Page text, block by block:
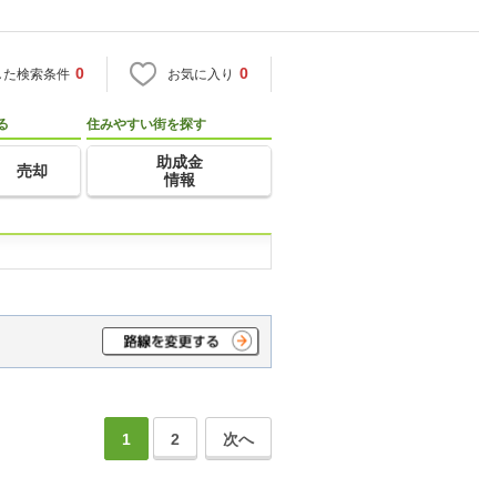
た検索条件 0 お気に入り 0
売却
住みやすい街を探す
助成金
情報
1 2 次へ